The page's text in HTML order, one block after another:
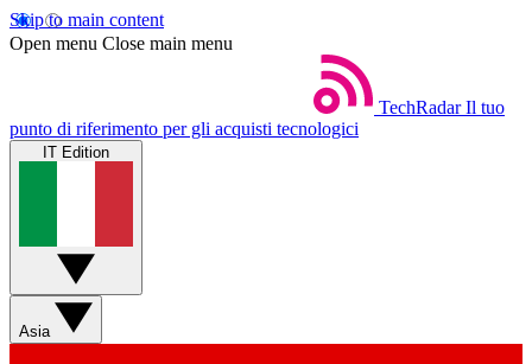
Skip to main content
Open menu Close main menu
TechRadar Il tuo
punto di riferimento per gli acquisti tecnologici
IT Edition
Asia